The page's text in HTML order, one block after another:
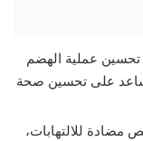
عملية الهضم
يساعد على تحسين صحة
مضادة للالتهابات،